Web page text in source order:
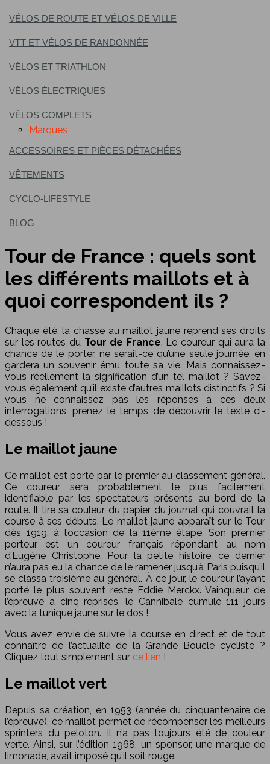
VÉLOS DE ROUTE ET VÉLOS DE VILLE
VTT ET VÉLOS DE RANDONNÉE
VÉLOS ET TRIATHLON
VÉLOS ÉLECTRIQUES
VÉLOS COMPLETS
Marques
ACCESSOIRES ET PIÈCES DÉTACHÉES
VÊTEMENTS
CYCLO-LIFESTYLE
BLOG
Tour de France : quels sont
les différents maillots et à
quoi correspondent ils ?
Chaque été, la chasse au maillot jaune reprend ses droits
sur les routes du Tour de France. Le coureur qui aura la
chance de le porter, ne serait-ce qu’une seule journée, en
gardera un souvenir ému toute sa vie. Mais connaissez-
vous réellement la signification d’un tel maillot ? Savez-
vous également qu’il existe d’autres maillots distinctifs ? Si
vous ne connaissez pas les réponses à ces deux
interrogations, prenez le temps de découvrir le texte ci-
dessous !
Le maillot jaune
Ce maillot est porté par le premier au classement général.
Ce coureur sera probablement le plus facilement
identifiable par les spectateurs présents au bord de la
route. Il tire sa couleur du papier du journal qui couvrait la
course à ses débuts. Le maillot jaune apparaît sur le Tour
dès 1919, à l’occasion de la 11ème étape. Son premier
porteur est un coureur français répondant au nom
d’Eugène Christophe. Pour la petite histoire, ce dernier
n’aura pas eu la chance de le ramener jusqu’à Paris puisqu’il
se classa troisième au général. À ce jour, le coureur l’ayant
porté le plus souvent reste Eddie Merckx. Vainqueur de
l’épreuve à cinq reprises, le Cannibale cumule 111 jours
avec la tunique jaune sur le dos !
Vous avez envie de suivre la course en direct et de tout
connaître de l’actualité de la Grande Boucle cycliste ?
Cliquez tout simplement sur ce lien !
Le maillot vert
Depuis sa création, en 1953 (année du cinquantenaire de
l’épreuve), ce maillot permet de récompenser les meilleurs
sprinters du peloton. Il n’a pas toujours été de couleur
verte. Ainsi, sur l’édition 1968, un sponsor, une marque de
limonade, avait imposé qu’il soit rouge.